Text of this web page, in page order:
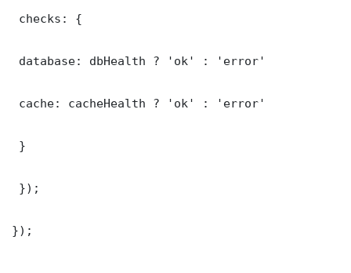
checks: {
database: dbHealth ? 'ok' : 'error'
cache: cacheHealth ? 'ok' : 'error'
}
});
});